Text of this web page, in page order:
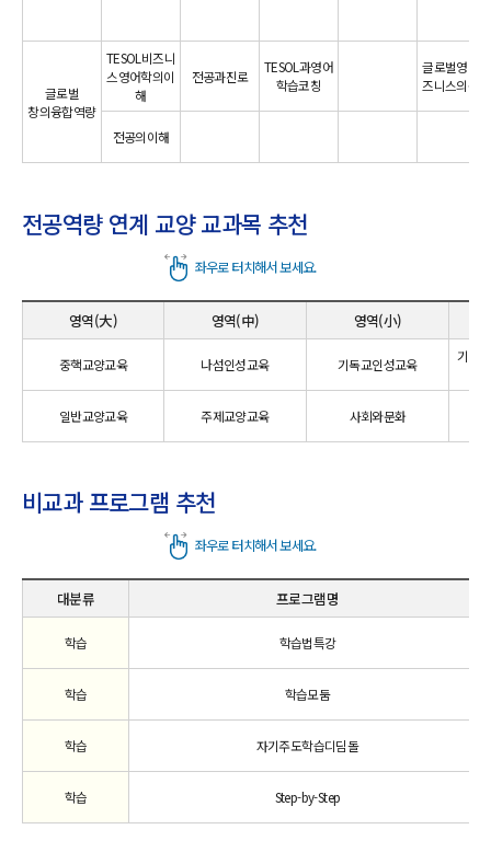
글로벌
창의융합역량
TESOL비즈니
스영어학의이
해
전공과진로
TESOL과영어
학습코칭
글로벌영어비
즈니스의응용
전공의이해
전공역량 연계 교양 교과목 추천
영역(大) 영역(中) 영역(小)
중핵교양교육 나섬인성교육 기독교인성교육 기독
일반교양교육 주제교양교육 사회와문화
비교과 프로그램 추천
대분류 프로그램명
학습 학습법특강
학습 학습모둠
학습 자기주도학습디딤돌
학습 Step-by-Step